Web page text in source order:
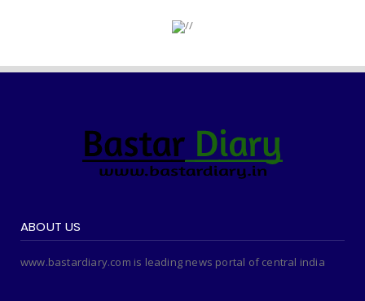
ABOUT US
www.bastardiary.com is leading news portal of central india